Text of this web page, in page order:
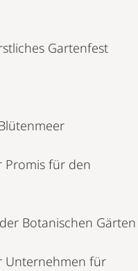
Gartenfest
Promis für den
Botanischen Gärten
Unternehmen für